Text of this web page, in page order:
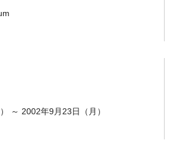
～ 2002年9月23日（月）